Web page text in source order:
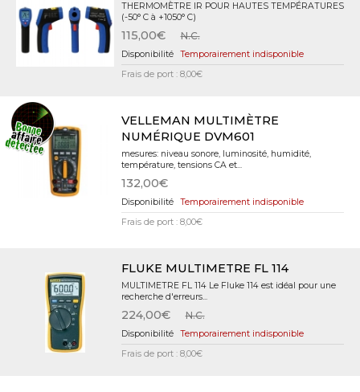
THERMOMÈTRE IR POUR HAUTES TEMPÉRATURES
(-50° C à +1050° C)
115,00€ N.C.
Temporairement indisponible
Frais de port : 8,00€
VELLEMAN MULTIMÈTRE
NUMÉRIQUE DVM601
mesures: niveau sonore, luminosité, humidité,
température, tensions CA et...
132,00€
Temporairement indisponible
Frais de port : 8,00€
FLUKE MULTIMETRE FL 114
MULTIMETRE FL 114 Le Fluke 114 est idéal pour une
recherche d'erreurs...
224,00€ N.C.
Temporairement indisponible
Frais de port : 8,00€